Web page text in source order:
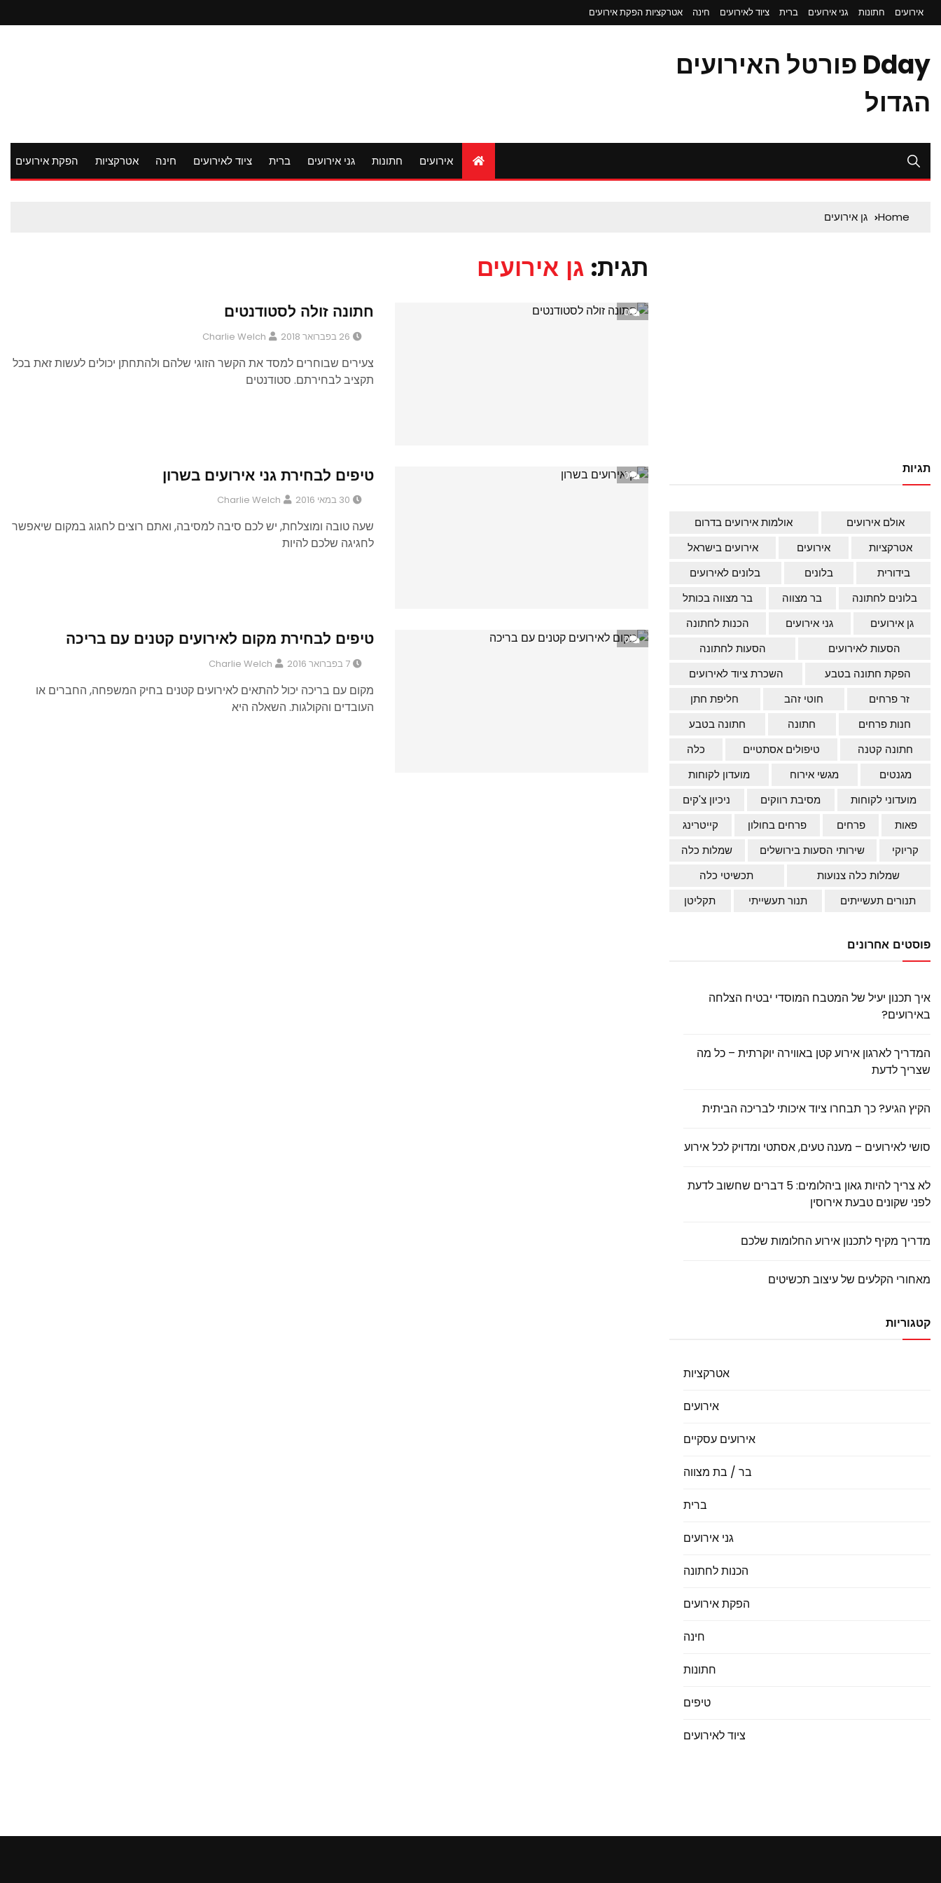
אירועים חתונות גני אירועים ברית ציוד לאירועים חינה אטרקציות הפקת אירועים
Dday פורטל האירועים
הגדול
אירועים חתונות גני אירועים ברית ציוד לאירועים חינה אטרקציות הפקת אירועים
Home גן אירועים
תגיות
אולם אירועים
אולמות אירועים בדרום
אטרקציות
אירועים
אירועים בישראל
בידורית
בלונים
בלונים לאירועים
בלונים לחתונה
בר מצווה
בר מצווה בכותל
גן אירועים
גני אירועים
הכנות לחתונה
הסעות לאירועים
הסעות לחתונה
הפקת חתונה בטבע
השכרת ציוד לאירועים
זר פרחים
חוטי זהב
חליפת חתן
חנות פרחים
חתונה
חתונה בטבע
חתונה קטנה
טיפולים אסתטיים
כלה
מגנטים
מגשי אירוח
מועדון לקוחות
מועדוני לקוחות
מסיבת רווקים
ניכיון צ'קים
פאות
פרחים פרחים בחולון
קייטרינג
קריוקי
שירותי הסעות בירושלים
שמלות כלה
שמלות כלה צנועות
תכשיטי כלה
תנורים תעשייתים
תנור תעשייתי תקליטן
פוסטים אחרונים
איך תכנון יעיל של המטבח המוסדי יבטיח הצלחה
באירועים?
המדריך לארגון אירוע קטן באווירה יוקרתית – כל מה
שצריך לדעת
הקיץ הגיע? כך תבחרו ציוד איכותי לבריכה הביתית
סושי לאירועים – מענה טעים, אסתטי ומדויק לכל אירוע
לא צריך להיות גאון ביהלומים: 5 דברים שחשוב לדעת
לפני שקונים טבעת אירוסין
מדריך מקיף לתכנון אירוע החלומות שלכם
מאחורי הקלעים של עיצוב תכשיטים
קטגוריות
אטרקציות
אירועים
אירועים עסקיים
בר / בת מצווה
ברית
גני אירועים
הכנות לחתונה
הפקת אירועים
חינה
חתונות
טיפים
ציוד לאירועים
תגית:גן אירועים
0 חתונה זולה לסטודנטים
26 בפברואר 2018 Charlie Welch
צעירים שבוחרים למסד את הקשר הזוגי שלהם ולהתחתן יכולים לעשות זאת בכל
תקציב לבחירתם. סטודנטים
0 טיפים לבחירת גני אירועים בשרון
30 במאי 2016 Charlie Welch
שעה טובה ומוצלחת, יש לכם סיבה למסיבה, ואתם רוצים לחגוג במקום שיאפשר
לחגיגה שלכם להיות
0 טיפים לבחירת מקום לאירועים קטנים עם בריכה
7 בפברואר 2016 Charlie Welch
מקום עם בריכה יכול להתאים לאירועים קטנים בחיק המשפחה, החברים או
העובדים והקולגות. השאלה היא